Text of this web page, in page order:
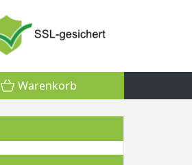
Warenkorb